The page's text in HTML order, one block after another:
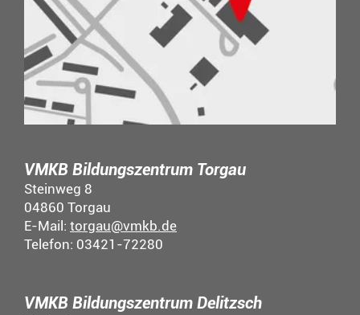
VMKB Bildungszentrum Torgau
Steinweg 8
04860 Torgau
E-Mail: torgau@vmkb.de
Telefon: 03421-72280
VMKB Bildungszentrum Delitzsch